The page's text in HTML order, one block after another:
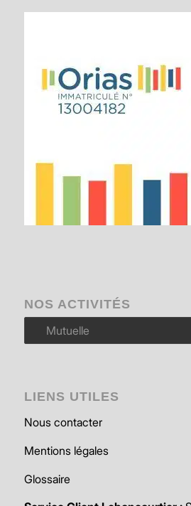
NOS ACTIVITÉS
activités
LIENS UTILES
Nous contacter
Mentions légales
Glossaire